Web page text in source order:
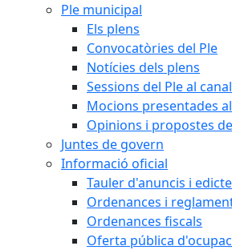
Ple municipal
Els plens
Convocatòries del Ple
Notícies dels plens
Sessions del Ple al
Mocions presentades
Opinions i propostes
Juntes de govern
Informació oficial
Tauler d'anuncis i
Ordenances i
Ordenances fiscals
Oferta pública